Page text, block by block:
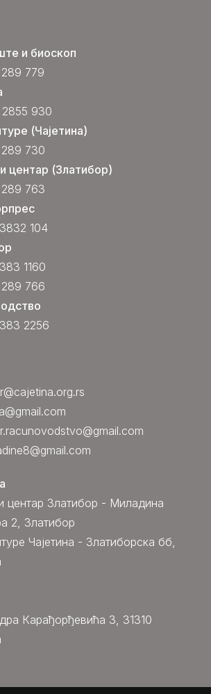
и биоскоп
779
930
(Чајетина)
730
центар (Златибор)
763
104
1160
766
2256
центар Златибор - Миладина
2, Златибор
Чајетина - Златиборска бб,
Карађорђевића 3, 31310